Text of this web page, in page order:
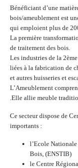
Bénéficiant d’une
bois/ameublement est
qui emploient plus de
La première
de traitement des bois.
Les industries de la
liées à la fabrication de
et autres huisseries et
L’Ameublement
.Elle allie meuble
Ce secteur dispose de
importants :
l’Ecole
Bois, (ENSTIB)
le Centre